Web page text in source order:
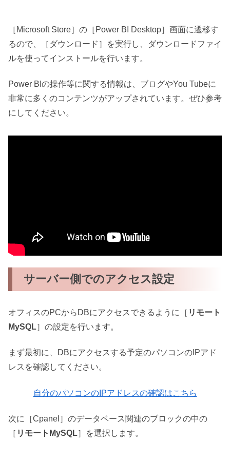
［Microsoft Store］の［Power BI Desktop］画面に遷移す
るので、［ダウンロード］を実行し、ダウンロードファイ
ルを使ってインストールを行います。
Power BIの操作等に関する情報は、ブログやYou Tubeに
非常に多くのコンテンツがアップされています。ぜひ参考
にしてください。
サーバー側でのアクセス設定
オフィスのPCからDBにアクセスできるように［ リモート
MySQL］の設定を行います。
まず最初に、DBにアクセスする予定のパソコンのIPアド
レスを確認してください。
自分のパソコンのIPアドレスの確認はこちら
次に［Cpanel］のデータベース関連のブロックの中の
［ リモートMySQL］を選択します。